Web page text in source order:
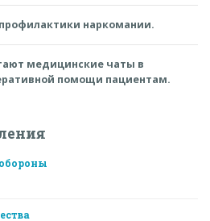
наркомании.
медицинские чаты в
помощи пациентам.